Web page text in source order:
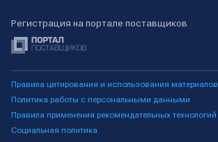
Регистрация на портале поставщиков
Правила цитирования и использования материалов
Политика работы с персональными данными
Правила применения рекомендательных технологий
Социальная политика